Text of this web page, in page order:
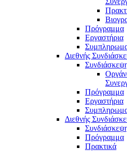
Πρόγραμμα
Εργαστήρια
Διεθνής
Πρόγραμμα
Εργαστήρια
Διεθνής
Πρόγραμμα
Πρακτικά